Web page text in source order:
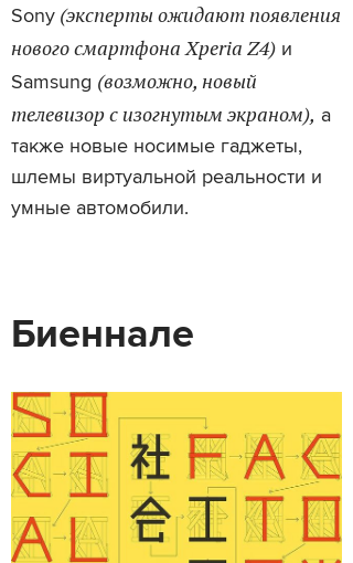
Sony (эксперты ожидают появления
нового смартфона Xperia Z4) и
Samsung (возможно, новый
телевизор с изогнутым экраном), а
также новые носимые гаджеты,
шлемы виртуальной реальности и
умные автомобили.
Биеннале